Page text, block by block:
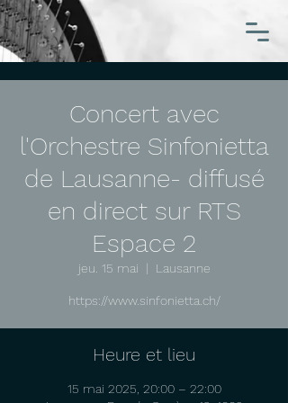
Concert avec
l'Orchestre Sinfonietta
de Lausanne- diffusé
en direct sur RTS
Espace 2
jeu. 15 mai Lausanne
https://www.sinfonietta.ch/
Heure et lieu
15 mai 2025, 20:00 – 22:00